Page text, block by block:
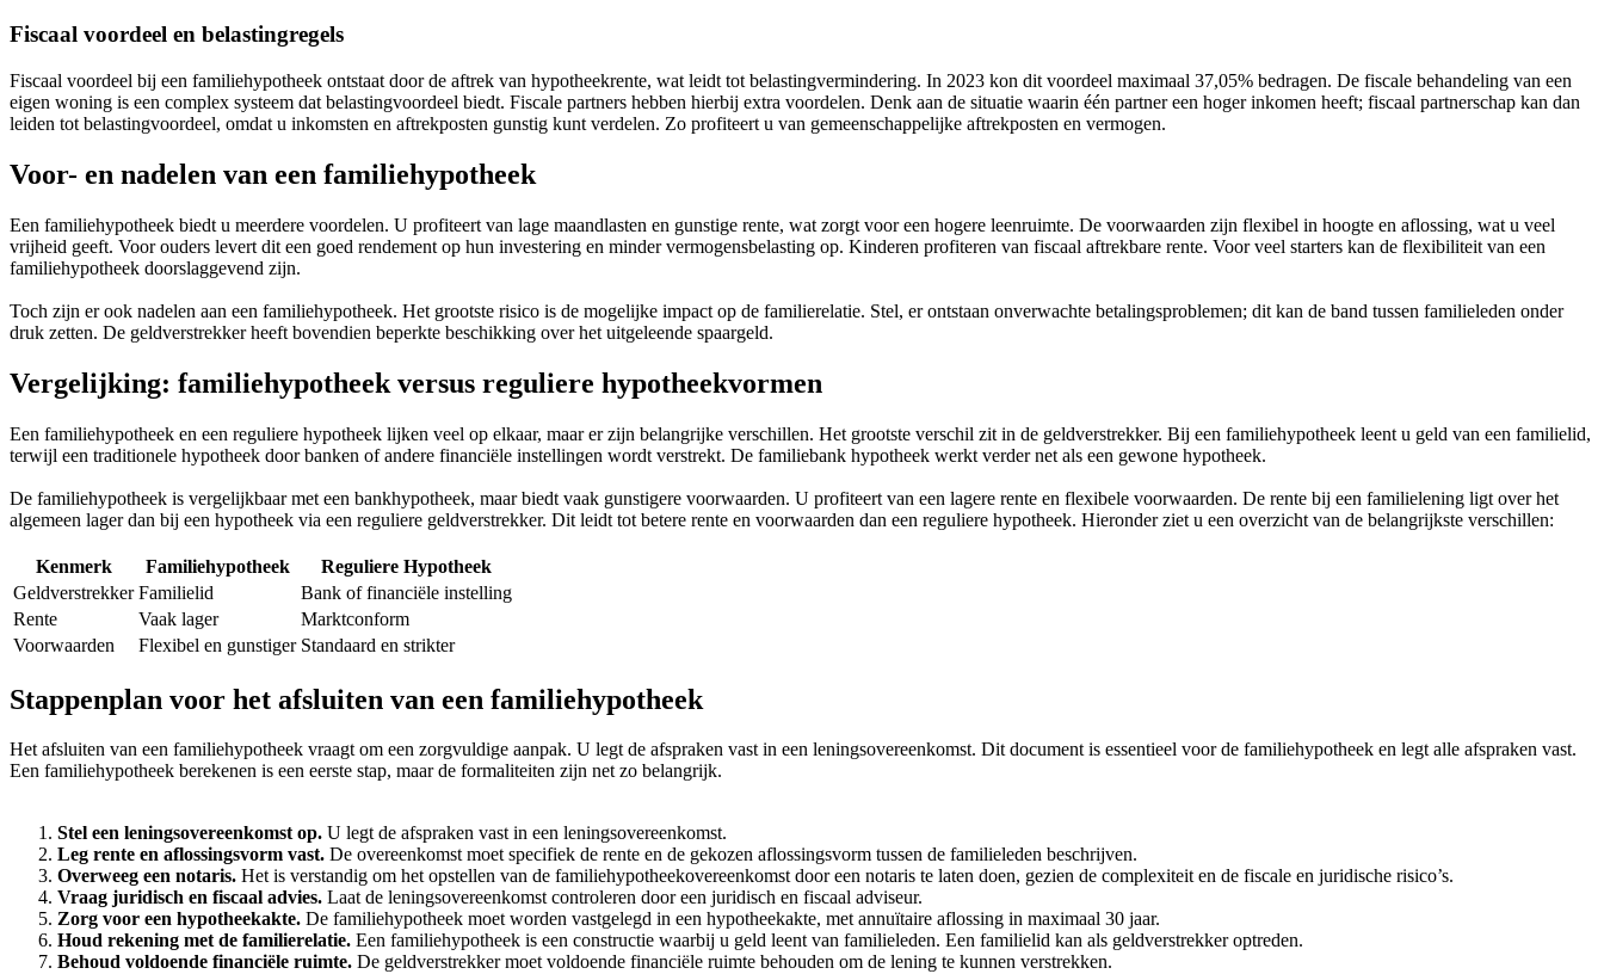
Fiscaal voordeel en belastingregels
Fiscaal voordeel bij een familiehypotheek ontstaat door de aftrek van hypotheekrente, wat leidt tot belastingvermindering. In 2023 kon dit voordeel maximaal 37,05% bedragen. De fiscale behandeling van een
eigen woning is een complex systeem dat belastingvoordeel biedt. Fiscale partners hebben hierbij extra voordelen. Denk aan de situatie waarin één partner een hoger inkomen heeft; fiscaal partnerschap kan dan
leiden tot belastingvoordeel, omdat u inkomsten en aftrekposten gunstig kunt verdelen. Zo profiteert u van gemeenschappelijke aftrekposten en vermogen.
Voor- en nadelen van een familiehypotheek
Een familiehypotheek biedt u meerdere voordelen. U profiteert van lage maandlasten en gunstige rente, wat zorgt voor een hogere leenruimte. De voorwaarden zijn flexibel in hoogte en aflossing, wat u veel
vrijheid geeft. Voor ouders levert dit een goed rendement op hun investering en minder vermogensbelasting op. Kinderen profiteren van fiscaal aftrekbare rente. Voor veel starters kan de flexibiliteit van een
familiehypotheek doorslaggevend zijn.
Toch zijn er ook nadelen aan een familiehypotheek. Het grootste risico is de mogelijke impact op de familierelatie. Stel, er ontstaan onverwachte betalingsproblemen; dit kan de band tussen familieleden onder
druk zetten. De geldverstrekker heeft bovendien beperkte beschikking over het uitgeleende spaargeld.
Vergelijking: familiehypotheek versus reguliere hypotheekvormen
Een familiehypotheek en een reguliere hypotheek lijken veel op elkaar, maar er zijn belangrijke verschillen. Het grootste verschil zit in de geldverstrekker. Bij een familiehypotheek leent u geld van een familielid,
terwijl een traditionele hypotheek door banken of andere financiële instellingen wordt verstrekt. De familiebank hypotheek werkt verder net als een gewone hypotheek.
De familiehypotheek is vergelijkbaar met een bankhypotheek, maar biedt vaak gunstigere voorwaarden. U profiteert van een lagere rente en flexibele voorwaarden. De rente bij een familielening ligt over het
algemeen lager dan bij een hypotheek via een reguliere geldverstrekker. Dit leidt tot betere rente en voorwaarden dan een reguliere hypotheek. Hieronder ziet u een overzicht van de belangrijkste verschillen:
Kenmerk Familiehypotheek
Reguliere Hypotheek
Geldverstrekker Familielid
Bank of financiële instelling
Rente
Vaak lager
Marktconform
Voorwaarden
Flexibel en gunstiger Standaard en strikter
Stappenplan voor het afsluiten van een familiehypotheek
Het afsluiten van een familiehypotheek vraagt om een zorgvuldige aanpak. U legt de afspraken vast in een leningsovereenkomst. Dit document is essentieel voor de familiehypotheek en legt alle afspraken vast.
Een familiehypotheek berekenen is een eerste stap, maar de formaliteiten zijn net zo belangrijk.
Stel een leningsovereenkomst op. U legt de afspraken vast in een leningsovereenkomst.
Leg rente en aflossingsvorm vast. De overeenkomst moet specifiek de rente en de gekozen aflossingsvorm tussen de familieleden beschrijven.
Overweeg een notaris. Het is verstandig om het opstellen van de familiehypotheekovereenkomst door een notaris te laten doen, gezien de complexiteit en de fiscale en juridische risico’s.
Vraag juridisch en fiscaal advies. Laat de leningsovereenkomst controleren door een juridisch en fiscaal adviseur.
Zorg voor een hypotheekakte. De familiehypotheek moet worden vastgelegd in een hypotheekakte, met annuïtaire aflossing in maximaal 30 jaar.
Houd rekening met de familierelatie. Een familiehypotheek is een constructie waarbij u geld leent van familieleden. Een familielid kan als geldverstrekker optreden.
Behoud voldoende financiële ruimte. De geldverstrekker moet voldoende financiële ruimte behouden om de lening te kunnen verstrekken.